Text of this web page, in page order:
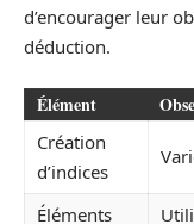
d’encourager leur
déduction.
Élément
Création
d’indices
Éléments